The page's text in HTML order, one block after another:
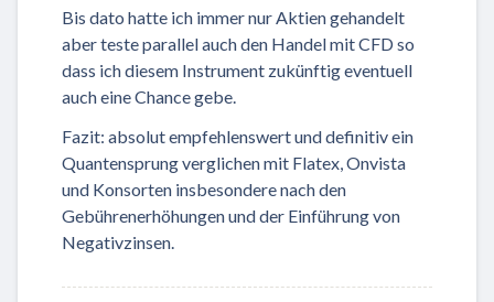
Bis dato hatte ich immer nur Aktien gehandelt
aber teste parallel auch den Handel mit CFD so
dass ich diesem Instrument zukünftig eventuell
auch eine Chance gebe.
Fazit: absolut empfehlenswert und definitiv ein
Quantensprung verglichen mit Flatex, Onvista
und Konsorten insbesondere nach den
Gebührenerhöhungen und der Einführung von
Negativzinsen.